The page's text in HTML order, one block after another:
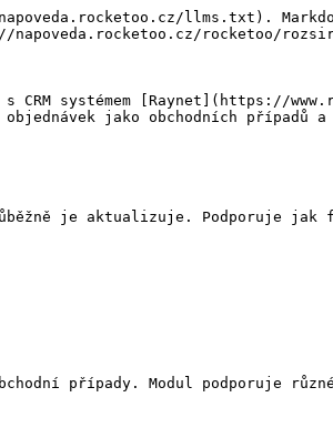
llms.txt).
rocketoo/
systémem [Raynet](https://
objednávek jako obchodních
je aktualizuje. Podporuje
případy. Modul podporuje